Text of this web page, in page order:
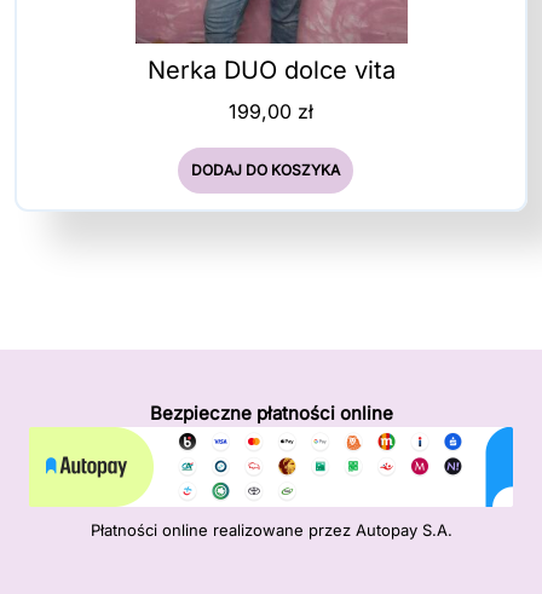
Nerka DUO dolce vita
199,00 zł
DODAJ DO KOSZYKA
Bezpieczne płatności online
Płatności online realizowane przez Autopay S.A.